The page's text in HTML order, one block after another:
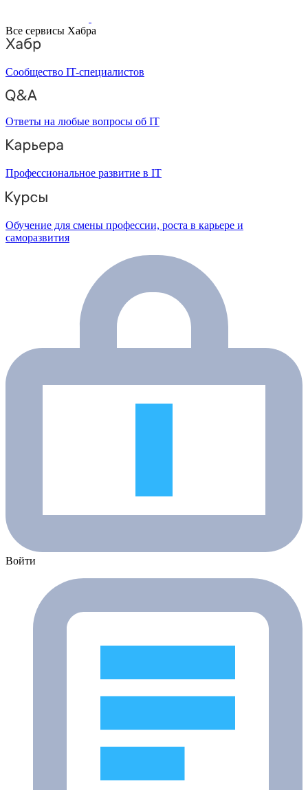
Все сервисы Хабра
Сообщество IT-специалистов
Ответы на любые вопросы об IT
Профессиональное развитие в IT
Обучение для смены профессии, роста в карьере и
саморазвития
Войти